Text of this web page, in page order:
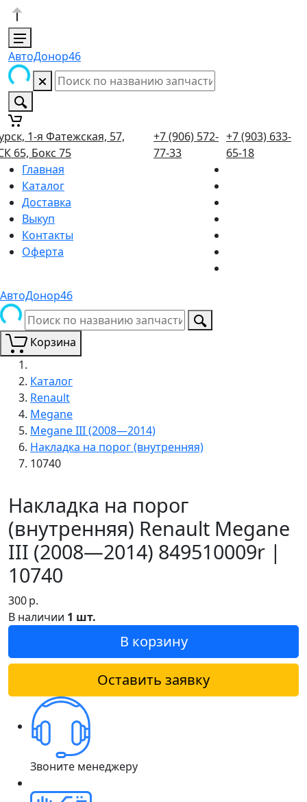
АвтоДонор46
1-я Фатежская, 57,
65, Бокс 75
+7 (906) 572-
77-33
+7 (903) 633-
65-18
Главная
Каталог
Доставка
Выкуп
Контакты
Оферта
АвтоДонор46
Корзина
Каталог
Renault
Megane
Megane III (2008—2014)
Накладка на порог (внутренняя)
10740
Накладка на порог
(внутренняя) Renault Megane
III (2008—2014) 849510009r |
10740
300р.
В наличии 1 шт.
В корзину
Оставить заявку
Звоните менеджеру